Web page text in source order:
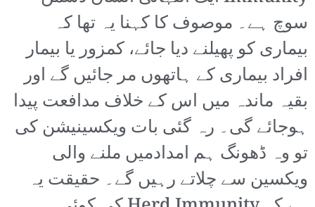
سوچ ہے۔ موصوف کا کہنا یہ تھا کہ
بیماری کو پھیلنے دیا جائے، کمزور یا بیمار
افراد بیماری کے ہاتھوں مر جائیں گے اور
بقیہ ماندہ میں اس کے خلاف مدافعت پیدا
ہوجائے گی۔ رہ گئی بات ویکسینیشن کی
تو وہ ڈھونگ ہم امدادمیں ملنے والی
ویکسین سے چلاتے رہیں گے۔ حقیقت یہ